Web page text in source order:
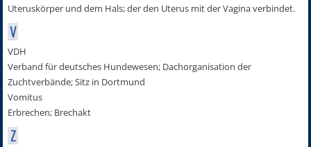
Uteruskörper und dem Hals; der den Uterus mit der Vagina verbindet.
V
VDH
Verband für deutsches Hundewesen; Dachorganisation der
Zuchtverbände; Sitz in Dortmund
Vomitus
Erbrechen; Brechakt
Z